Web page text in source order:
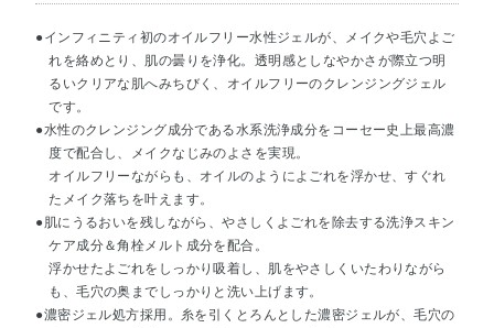
●インフィニティ初のオイルフリー水性ジェルが、メイクや毛穴よご
れを絡めとり、肌の曇りを浄化。透明感としなやかさが際立つ明
るいクリアな肌へみちびく、オイルフリーのクレンジングジェル
です。
●水性のクレンジング成分である水系洗浄成分をコーセー史上最高濃
度で配合し、メイクなじみのよさを実現。
オイルフリーながらも、オイルのようによごれを浮かせ、すぐれ
たメイク落ちを叶えます。
●肌にうるおいを残しながら、やさしくよごれを除去する洗浄スキン
ケア成分＆角栓メルト成分を配合。
浮かせたよごれをしっかり吸着し、肌をやさしくいたわりながら
も、毛穴の奥までしっかりと洗い上げます。
●濃密ジェル処方採用。糸を引くとろんとした濃密ジェルが、毛穴の